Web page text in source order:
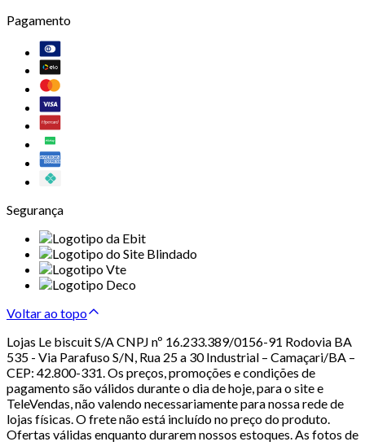
Pagamento
Segurança
Voltar ao topo
Lojas Le biscuit S/A CNPJ nº 16.233.389/0156-91 Rodovia BA
535 - Via Parafuso S/N, Rua 25 a 30 Industrial – Camaçari/BA –
CEP: 42.800-331. Os preços, promoções e condições de
pagamento são válidos durante o dia de hoje, para o site e
TeleVendas, não valendo necessariamente para nossa rede de
lojas físicas. O frete não está incluído no preço do produto.
Ofertas válidas enquanto durarem nossos estoques. As fotos de